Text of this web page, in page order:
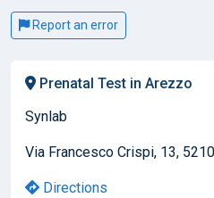
Report an error
Prenatal Test in Arezzo
Synlab
Via Francesco Crispi, 13,
Directions